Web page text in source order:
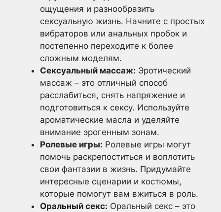
ощущения и разнообразить
сексуальную жизнь. Начните с простых
вибраторов или анальных пробок и
постепенно переходите к более
сложным моделям.
Сексуальный массаж: Эротический
массаж – это отличный способ
расслабиться, снять напряжение и
подготовиться к сексу. Используйте
ароматические масла и уделяйте
внимание эрогенным зонам.
Ролевые игры: Ролевые игры могут
помочь раскрепоститься и воплотить
свои фантазии в жизнь. Придумайте
интересные сценарии и костюмы,
которые помогут вам вжиться в роль.
Оральный секс: Оральный секс – это